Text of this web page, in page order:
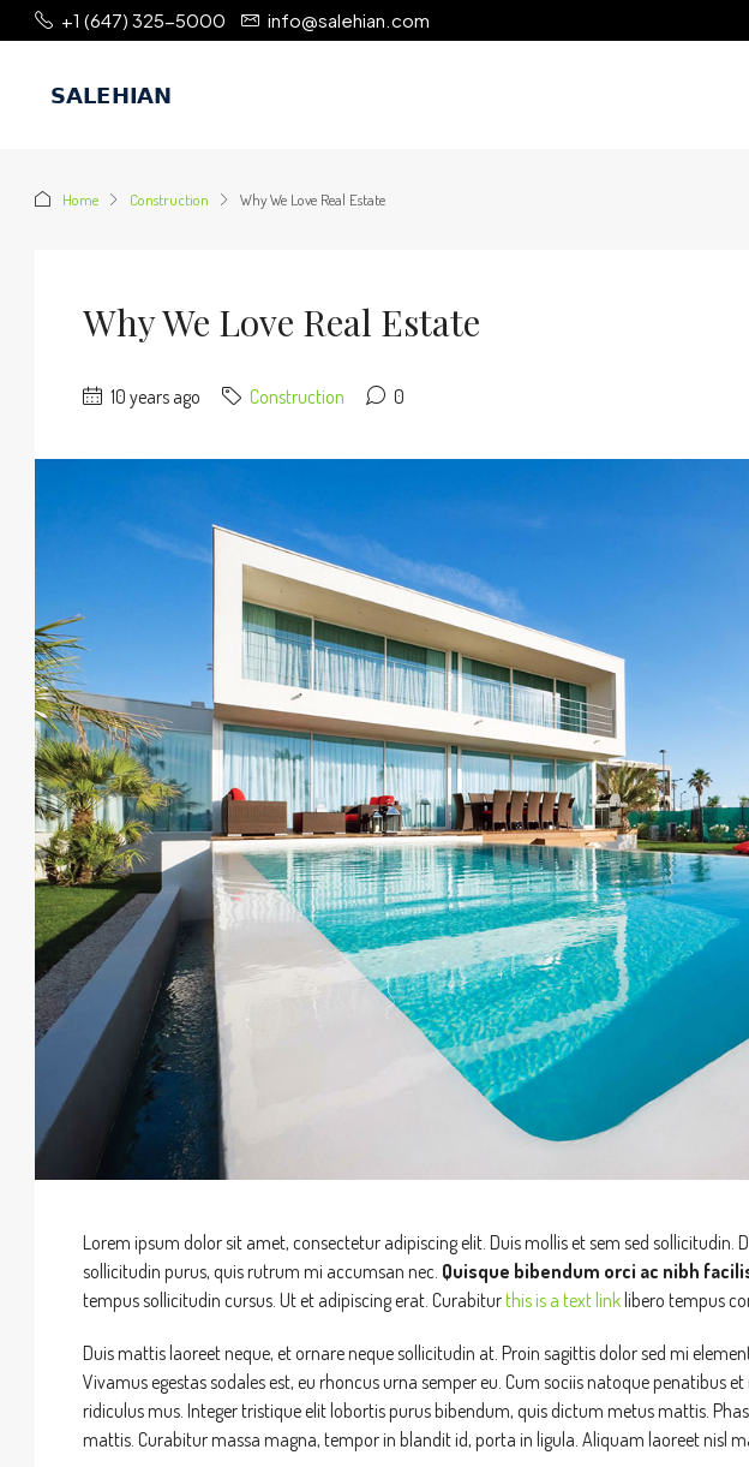
+1 (647) 325-5000 info@salehian.com
Home Construction Why We Love Real Estate
Why We Love Real Estate
10 years ago Construction 0
Lorem ipsum dolor sit amet, consectetur adipiscing elit. Duis mollis et sem sed sollicitudin.
sollicitudin purus, quis rutrum mi accumsan nec. Quisque bibendum orci ac nibh
tempus sollicitudin cursus. Ut et adipiscing erat. Curabiturthis is a text linklibero tempus
Duis mattis laoreet neque, et ornare neque sollicitudin at. Proin sagittis dolor sed mi
Vivamus egestas sodales est, eu rhoncus urna semper eu. Cum sociis natoque penatibus
ridiculus mus. Integer tristique elit lobortis purus bibendum, quis dictum metus mattis.
mattis. Curabitur massa magna, tempor in blandit id, porta in ligula. Aliquam laoreet nisl